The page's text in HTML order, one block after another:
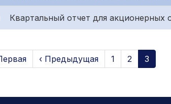
Квартальный отчет для акционерных
‹ Предыдущая 1 2 3